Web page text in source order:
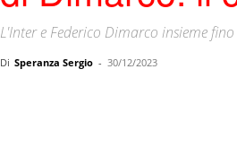
L'Inter e Federico Dimarco insieme
Di Speranza Sergio - 30/12/2023